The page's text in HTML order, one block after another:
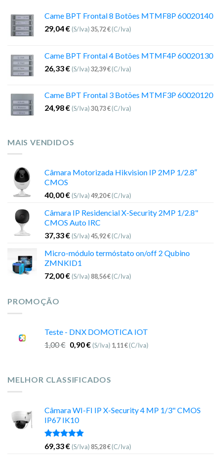
Came BPT Frontal 8 Botões MTMF8P 60020140
29,04€ (S/Iva)35,72€(C/Iva)
Came BPT Frontal 4 Botões MTMF4P 60020130
26,33€ (S/Iva)32,39€(C/Iva)
Came BPT Frontal 3 Botões MTMF3P 60020120
24,98€ (S/Iva)30,73€(C/Iva)
MAIS VENDIDOS
Câmara Motorizada Hikvision IP 2MP 1/2.8″
CMOS
40,00€ (S/Iva)49,20€(C/Iva)
Câmara IP Residencial X-Security 2MP 1/2.8"
CMOS Auto IRC
37,33€ (S/Iva)45,92€(C/Iva)
Micro-módulo termóstato on/off 2 Qubino
ZMNKID1
72,00€ (S/Iva) 88,56€(C/Iva)
PROMOÇÃO
Teste - DNX DOMOTICA IOT
1,00€ 0,90€ (S/Iva) 1,11€(C/Iva)
MELHOR CLASSIFICADOS
Câmara WI-FI IP X-Security 4 MP 1/3" CMOS
IP67 IK10
Avaliação
5.00
de 5
69,33€ (S/Iva) 85,28€(C/Iva)